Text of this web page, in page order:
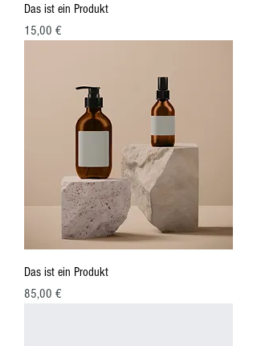
Das ist ein Produkt
Preis
15,00 €
Das ist ein Produkt
Preis
85,00 €